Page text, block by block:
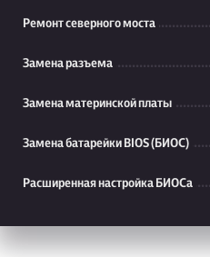
Ремонт северного моста
Замена разъема
Замена материнской платы
Замена батарейки BIOS (БИОС)
Расширенная настройка БИОСа